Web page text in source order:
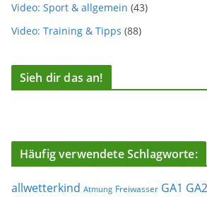
Video: Sport & allgemein (43)
Video: Training & Tipps (88)
Sieh dir das an!
Häufig verwendete Schlagworte:
allwetterkind Atmung Freiwasser GA1 GA2